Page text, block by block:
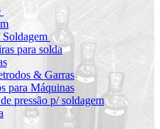
Soldagem
para solda
& Garras
para Máquinas
pressão p/ soldagem